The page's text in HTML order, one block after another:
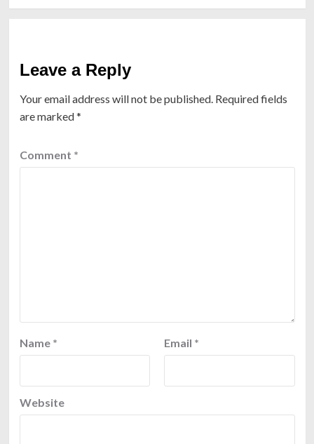
Leave a Reply
Your email address will not be published. Required fields
are marked*
Comment *
Name * Email *
Website